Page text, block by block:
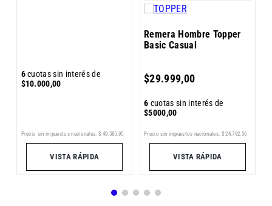
6cuotas sin interés de
$10.000,00
Precio sin impuestos nacionales: $ 49.585,95
VISTA RÁPIDA
Remera Hombre Topper
Basic Casual
$29.999,00
6 cuotas sin interés de
$5000,00
Precio sin impuestos nacionales: $ 24.792,56
VISTA RÁPIDA